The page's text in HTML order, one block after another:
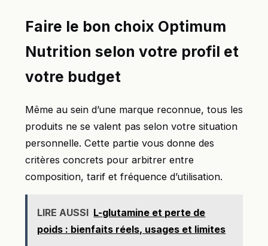
Faire le bon choix Optimum
Nutrition selon votre profil et
votre budget
Même au sein d’une marque reconnue, tous les
produits ne se valent pas selon votre situation
personnelle. Cette partie vous donne des
critères concrets pour arbitrer entre
composition, tarif et fréquence d’utilisation.
LIRE AUSSI L-glutamine et perte de
poids : bienfaits réels, usages et limites